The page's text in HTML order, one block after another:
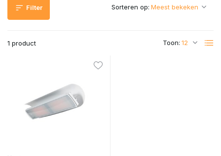
Filter
1 product Toon:
Sorteren op: